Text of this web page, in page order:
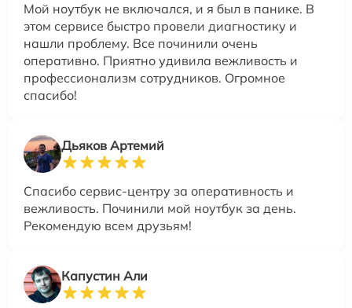
Мой ноутбук не включался, и я был в панике. В
этом сервисе быстро провели диагностику и
нашли проблему. Все починили очень
оперативно. Приятно удивила вежливость и
профессионализм сотрудников. Огромное
спасибо!
Дьяков Артемий
Спасибо сервис-центру за оперативность и
вежливость. Починили мой ноутбук за день.
Рекомендую всем друзьям!
Капустин Али